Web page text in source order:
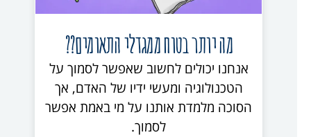
מה יותר בטוח ממגדלי התאומים??
אנחנו יכולים לחשוב שאפשר לסמוך על
הטכנולוגיה ומעשי ידיו של האדם, אך
הסוכה מלמדת אותנו על מי באמת אפשר
לסמוך.